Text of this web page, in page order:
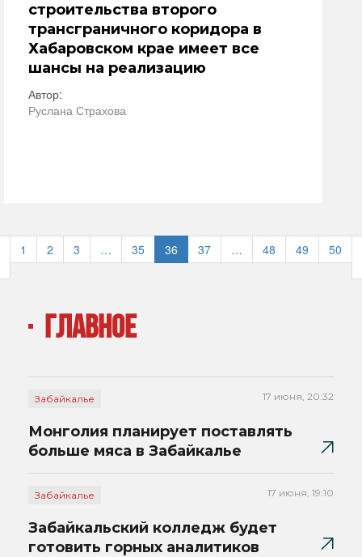
строительства второго
трансграничного коридора в
Хабаровском крае имеет все
шансы на реализацию
Автор:
Руслана Страхова
1 2 3 … 35 36 37 … 48 49 50
ГЛАВНОЕ
Забайкалье 17 июня, 20:32
Монголия планирует поставлять
больше мяса в Забайкалье
Забайкалье 17 июня, 19:10
Забайкальский колледж будет
готовить горных аналитиков